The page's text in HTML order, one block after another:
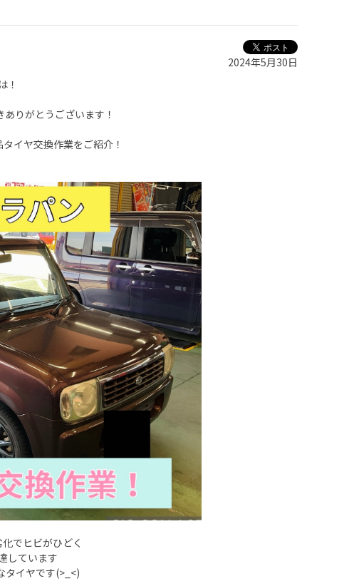
2024年5月30日
！
りがとうございます！
ヤ交換作業をご紹介！
でヒビがひどく
しています
タイヤです(>_<)